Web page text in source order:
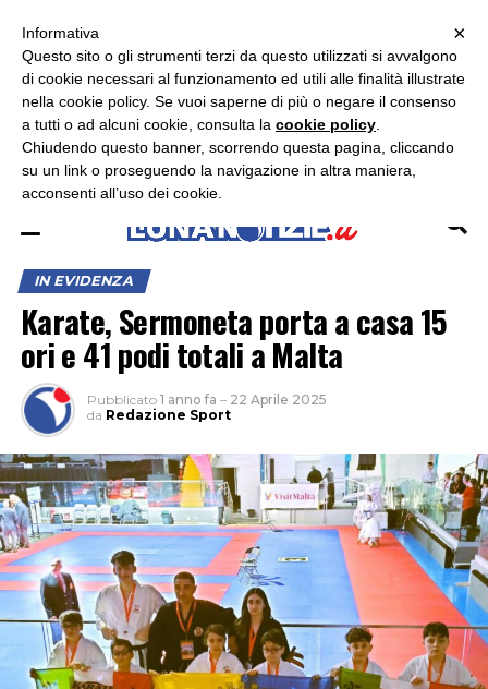
ASCOLTA RADIO LUNA
IN EVIDENZA
Karate, Sermoneta porta a casa 15
ori e 41 podi totali a Malta
Pubblicato 1 anno fa – 22 Aprile 2025
da Redazione Sport
×
×
Informativa
Questo sito o gli strumenti terzi da questo utilizzati si avvalgono
di cookie necessari al funzionamento ed utili alle finalità illustrate
nella cookie policy. Se vuoi saperne di più o negare il consenso
a tutti o ad alcuni cookie, consulta la cookie policy
Chiudendo questo banner, scorrendo questa pagina, cliccando
su un link o proseguendo la navigazione in altra maniera,
acconsenti all’uso dei cookie.